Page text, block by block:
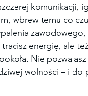
komunikacji,
wbrew temu co
energię, ale
Nie
wolności – i do